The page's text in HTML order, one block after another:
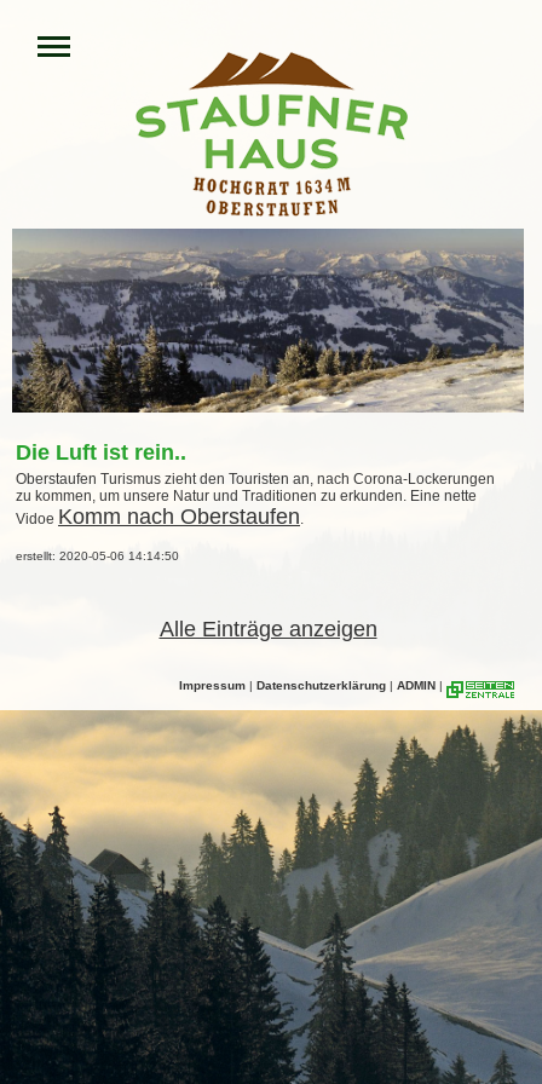
Die Luft ist rein..
Oberstaufen Turismus zieht den Touristen an, nach Corona-Lockerungen
zu kommen, um unsere Natur und Traditionen zu erkunden. Eine nette
Vidoe Komm nach Oberstaufen.
erstellt: 2020-05-06 14:14:50
Alle Einträge anzeigen
Impressum | Datenschutzerklärung | ADMIN |